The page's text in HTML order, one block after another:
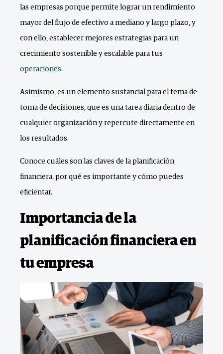
las empresas porque permite lograr un rendimiento
mayor del flujo de efectivo a mediano y largo plazo, y
con ello, establecer mejores estrategias para un
crecimiento sostenible y escalable para tus
operaciones.
Asimismo, es un elemento sustancial para el tema de
toma de decisiones, que es una tarea diaria dentro de
cualquier organización y repercute directamente en
los resultados.
Conoce cuáles son las claves de la planificación
financiera, por qué es importante y cómo puedes
eficientar.
Importancia de la
planificación financiera en
tu empresa